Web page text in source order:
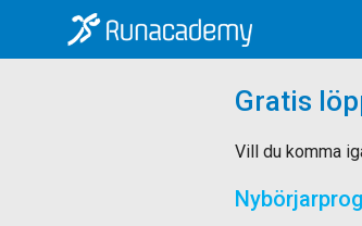
Gratis
Vill du komma